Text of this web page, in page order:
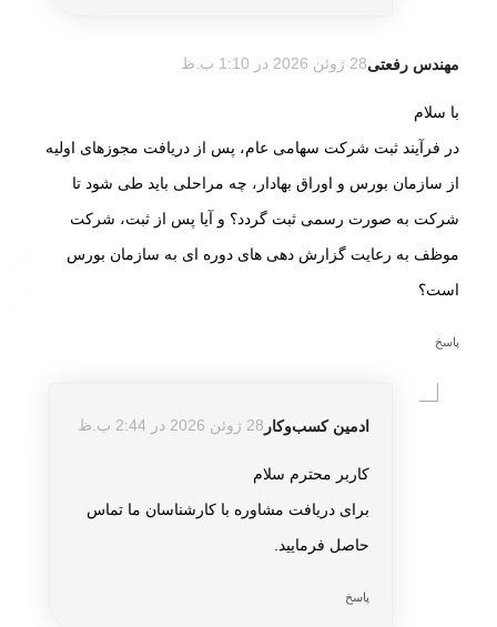
مهندس رفعتی28 ژوئن 2026 در 1:10 ب.ظ
با سلام
در فرآیند ثبت شرکت سهامی عام، پس از دریافت مجوزهای اولیه
از سازمان بورس و اوراق بهادار، چه مراحلی باید طی شود تا
شرکت به صورت رسمی ثبت گردد؟ و آیا پس از ثبت، شرکت
موظف به رعایت گزارش ‌دهی ‌های دوره ‌ای به سازمان بورس
است؟
پاسخ
ادمین کسب‌و‌کار 28 ژوئن 2026 در 2:44 ب.ظ
کاربر محترم سلام
برای دریافت مشاوره با کارشناسان ما تماس
حاصل فرمایید.
پاسخ